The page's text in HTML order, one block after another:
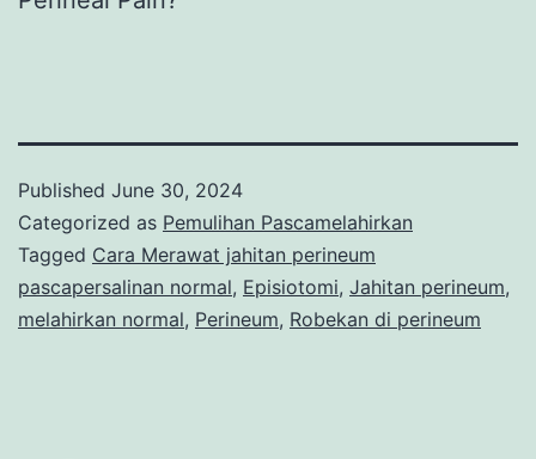
Published June 30, 2024
Categorized as Pemulihan Pascamelahirkan
Tagged Cara Merawat jahitan perineum
pascapersalinan normal, Episiotomi, Jahitan perineum,
melahirkan normal, Perineum, Robekan di perineum